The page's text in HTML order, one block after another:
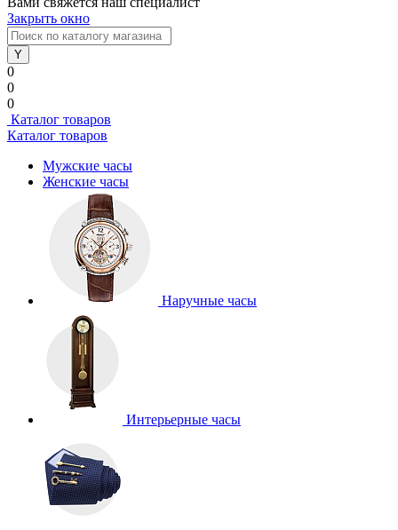
Закрыть окно
0
0
0
Каталог товаров
Каталог товаров
Мужские часы
Женские часы
Наручные часы
Интерьерные часы